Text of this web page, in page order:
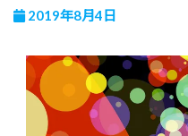
2019年8月4日